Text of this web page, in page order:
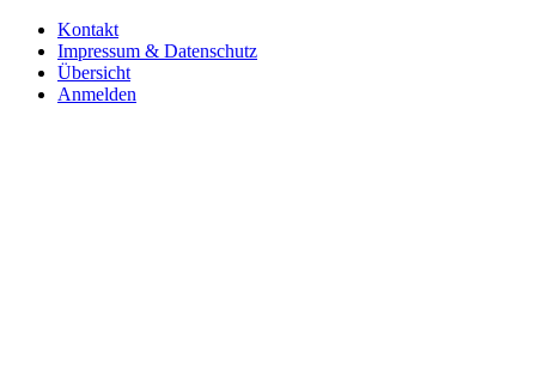
Kontakt
Impressum & Datenschutz
Übersicht
Anmelden